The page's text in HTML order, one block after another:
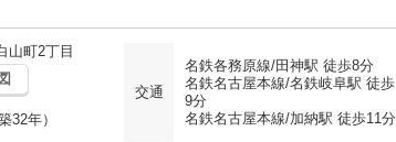
山町2丁目
交通
名鉄各務原線/田神駅 徒歩8分
名鉄名古屋本線/名鉄岐阜駅 徒歩
9分
名鉄名古屋本線/加納駅 徒歩11分
32年）